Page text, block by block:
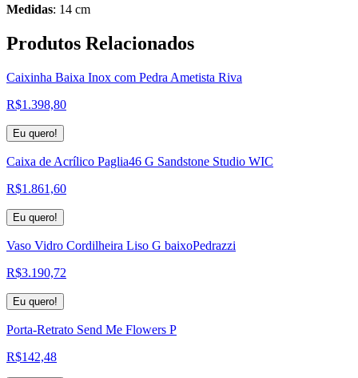
Medidas: 14 cm
Produtos Relacionados
Caixinha Baixa Inox com Pedra Ametista Riva
R$1.398,80
Eu quero!
Caixa de Acrílico Paglia46 G Sandstone Studio WIC
R$1.861,60
Eu quero!
Vaso Vidro Cordilheira Liso G baixoPedrazzi
R$3.190,72
Eu quero!
Porta-Retrato Send Me Flowers P
R$142,48